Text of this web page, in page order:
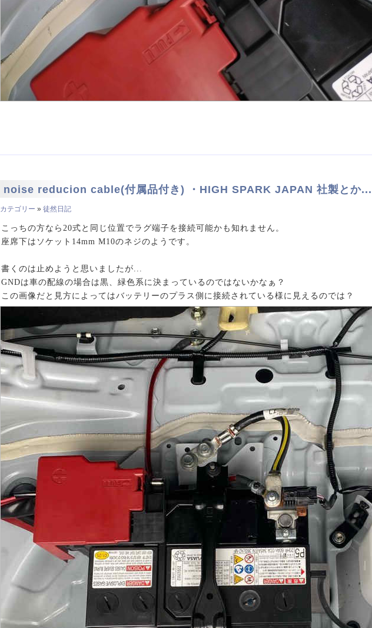
noise reducion cable(付属品付き) ・HIGH SPARK JAPAN 社製とか
カテゴリー » 徒然日記
こっちの方なら20式と同じ位置でラグ端子を接続可能かも知れません。
座席下はソケット14mm M10のネジのようです。
書くのは止めようと思いましたが...
GNDは車の配線の場合は黒、緑色系に決まっているのではないかなぁ？
この画像だと見方によってはバッテリーのプラス側に接続されている様に見えるのでは？